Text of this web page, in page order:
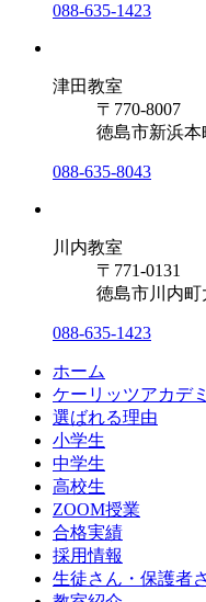
088-635-1423
津田教室
〒770-8007
徳島市新浜本
088-635-8043
川内教室
〒771-0131
徳島市川内町
088-635-1423
ホーム
ケーリッツアカデ
選ばれる理由
小学生
中学生
高校生
ZOOM授業
合格実績
採用情報
生徒さん・保護者